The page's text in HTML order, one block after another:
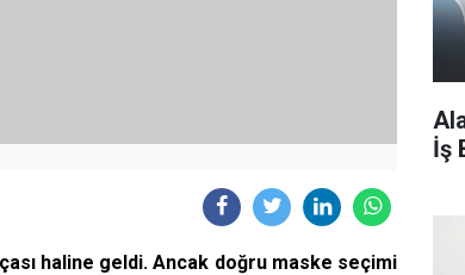
haline geldi. Ancak doğru maske seçimi
İş